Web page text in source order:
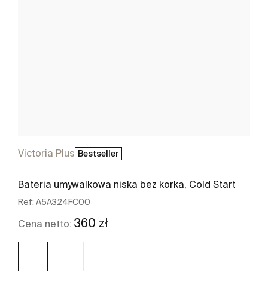
Victoria Plus Bestseller
Bateria umywalkowa niska bez korka, Cold Start
Ref: A5A324FC00
Cena netto: 360 zł